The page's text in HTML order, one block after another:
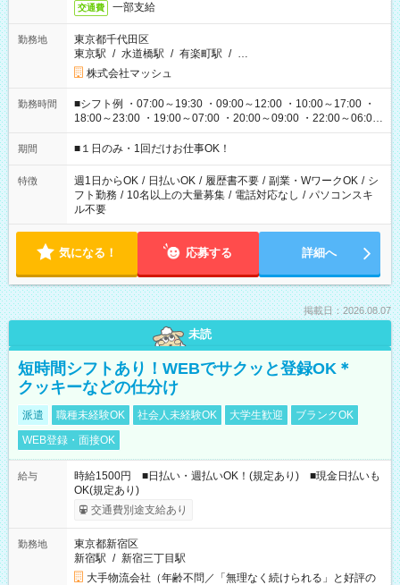
交通費 一部支給
勤務地
東京都千代田区
東京駅 / 水道橋駅 / 有楽町駅 / …
株式会社マッシュ
勤務時間
■シフト例 ・07:00～19:30 ・09:00～12:00 ・10:00～17:00 ・
18:00～23:00 ・19:00～07:00 ・20:00～09:00 ・22:00～06:00
etc ★最短で3時間で5,120円のお仕事から 15時間で2万円近く稼
げるお仕事も！ ご希望のお時間に合わせてご紹介！ ※シフトは
ください！
期間 ■１日のみ・1回だけお仕事OK！
特徴 週1日からOK / 日払いOK / 履歴書不要 / 副業・WワークOK / シ
フト勤務 / 10名以上の大量募集 / 電話対応なし / パソコンスキ
ル不要
気になる！ 応募する 詳細へ
掲載日：2026.08.07
未読
短時間シフトあり！WEBでサクッと登録OK＊
クッキーなどの仕分け
派遣 職種未経験OK 社会人未経験OK 大学生歓迎
ブランクOK
WEB登録・面接OK
給与
時給1500円 ■日払い・週払いOK！(規定あり) ■現金日払いも
OK(規定あり)
交通費別途支給あり
勤務地
東京都新宿区
新宿駅 / 新宿三丁目駅
大手物流会社（年齢不問／「無理なく続けられる」と好評の